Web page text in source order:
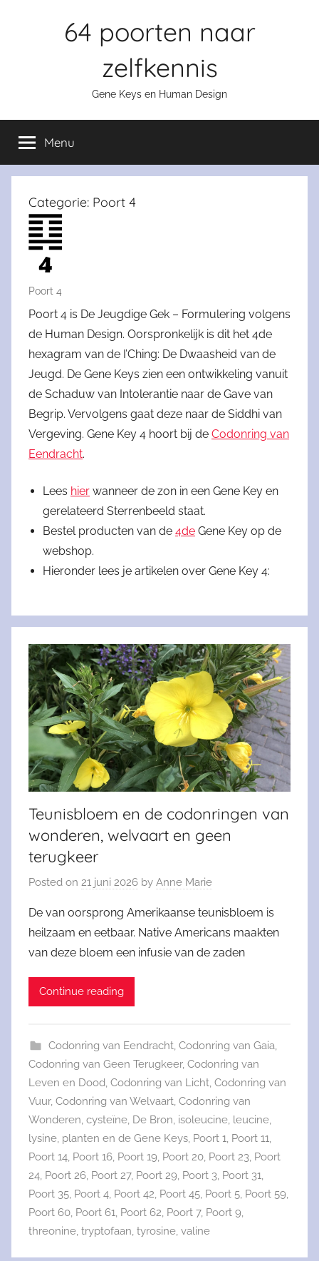
64 poorten naar
zelfkennis
Gene Keys en Human Design
Menu
Categorie: Poort 4
Poort 4
Poort 4 is De Jeugdige Gek – Formulering volgens
de Human Design. Oorspronkelijk is dit het 4de
hexagram van de I’Ching: De Dwaasheid van de
Jeugd. De Gene Keys zien een ontwikkeling vanuit
de Schaduw van Intolerantie naar de Gave van
Begrip. Vervolgens gaat deze naar de Siddhi van
Vergeving. Gene Key 4 hoort bij de Codonring van
Eendracht.
Lees hier wanneer de zon in een Gene Key en
gerelateerd Sterrenbeeld staat.
Bestel producten van de 4de Gene Key op de
webshop.
Hieronder lees je artikelen over Gene Key 4:
Teunisbloem en de codonringen van
wonderen, welvaart en geen
terugkeer
Posted on 21 juni 2026 by Anne Marie
De van oorsprong Amerikaanse teunisbloem is
heilzaam en eetbaar. Native Americans maakten
van deze bloem een infusie van de zaden
Continue reading
Codonring van Eendracht, Codonring van Gaia
Codonring van Geen Terugkeer, Codonring van
Leven en Dood Codonring van Licht Codonring van
Vuur, Codonring van Welvaart Codonring van
Wonderen cysteïne De Bron isoleucine leucine
lysine planten en de Gene Keys Poort 1 Poort 11
Poort 14 Poort 16 Poort 19 Poort 20 Poort 23 Poort
24 Poort 26 Poort 27, Poort 29 Poort 3 Poort 31
Poort 35 Poort 4 Poort 42 Poort 45 Poort 5 Poort 59
Poort 60 Poort 61 Poort 62 Poort 7, Poort 9
threonine tryptofaan tyrosine valine